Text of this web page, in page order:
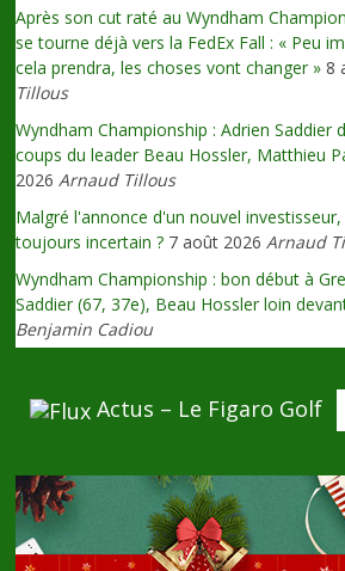
Après son cut raté au Wyndham
se tourne déjà vers la FedEx Fall : « Peu
cela prendra, les choses vont changer » 8
Tillous
Wyndham Championship : Adrien Saddier
coups du leader Beau Hossler, Matthieu
2026 Arnaud Tillous
Malgré l'annonce d'un nouvel
toujours incertain ? 7 août 2026 Arnaud
Wyndham Championship : bon début à
Saddier (67, 37e), Beau Hossler loin
Benjamin Cadiou
Actus – Le Figaro Golf